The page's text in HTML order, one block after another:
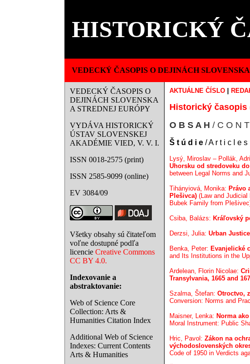
HISTORICKÝ
VEDECKÝ ČASOPIS O DEJINÁCH
VEDECKÝ ČASOPIS O
DEJINÁCH SLOVENSKA
A STREDNEJ EURÓPY
VYDÁVA HISTORICKÝ
ÚSTAV SLOVENSKEJ
AKADÉMIE VIED, V. V. I.
ISSN 0018-2575 (print)
ISSN 2585-9099 (online)
EV 3084/09
Všetky obsahy sú čitateľom
voľne dostupné podľa
licencie Creative Commons
CC BY 4.0.
Indexovanie a
abstraktovanie:
Web of Science Core
Collection: Arts &
Humanities Citation Index
Additional Web of Science
Indexes: Current Contents
Arts & Humanities
AKTUÁLNE ČÍSLO
Historický časopis
O B S A H / C O N
Š t ú d i e / A r t i c l e s
Lysý, Miroslav – Pollák,
Uhorsku od stredoveku
between Legal Norms and
Tihányiová, Monika: Právo
Plešivca) (Law and
Bubek Family from
Csiba, Balázs: Kráľovský
Derzsi, Julia: Urban
Benka, Peter: Evanjelické
and Its Institutions in the
Ardelean, Florin Nicolae:
Transylvania, 1665 and
Szalma, Štefan: Otroctvo,
Conversion: Norms and
Maisner, Lenka: Norma
Moral Instrument: Public
Hric, Pavol: Zákon na
východoslovenských
Code of 1950 in Verdicts